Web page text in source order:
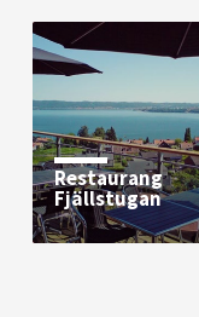
Restaurang
Fjällstugan